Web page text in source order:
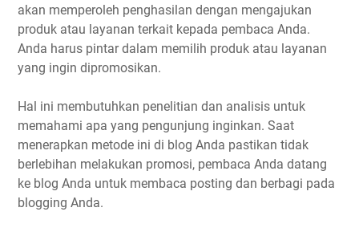
akan memperoleh penghasilan dengan mengajukan
produk atau layanan terkait kepada pembaca Anda.
Anda harus pintar dalam memilih produk atau layanan
yang ingin dipromosikan.
Hal ini membutuhkan penelitian dan analisis untuk
memahami apa yang pengunjung inginkan. Saat
menerapkan metode ini di blog Anda pastikan tidak
berlebihan melakukan promosi, pembaca Anda datang
ke blog Anda untuk membaca posting dan berbagi pada
blogging Anda.